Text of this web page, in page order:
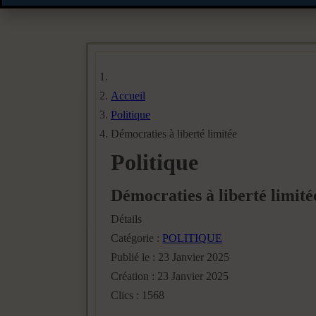
Accueil
Politique
Démocraties à liberté limitée
Politique
Démocraties à liberté
Détails
Catégorie : POLITIQUE
Publié le : 23 Janvier 2025
Création : 23 Janvier 2025
Clics : 1568